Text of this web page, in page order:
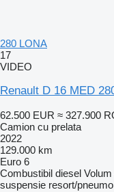
280 LONA
17
VIDEO
Renault D 16 MED
62.500 EUR ≈ 327.900
Camion cu prelata
2022
129.000 km
Euro 6
Combustibil diesel Volum
suspensie resort/pneumo